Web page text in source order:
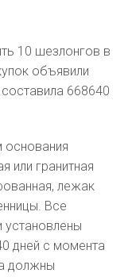
10 шезлонгов в
объявили
668640
основания
или гранитная
лежак
Все
дней с момента
должны